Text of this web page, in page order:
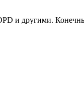
и другими.